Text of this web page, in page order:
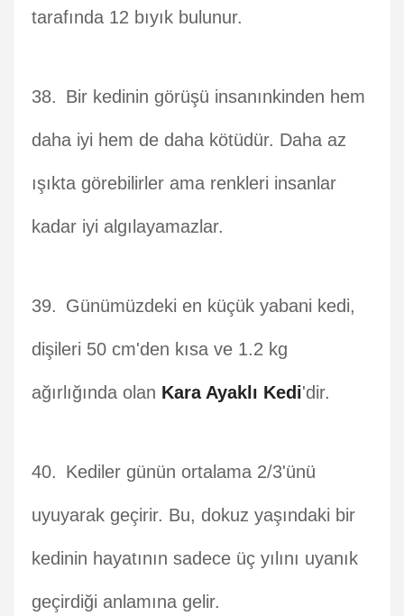
tarafında 12 bıyık bulunur.
Bir kedinin görüşü insanınkinden hem
daha iyi hem de daha kötüdür. Daha az
ışıkta görebilirler ama renkleri insanlar
kadar iyi algılayamazlar.
Günümüzdeki en küçük yabani kedi,
dişileri 50 cm'den kısa ve 1.2 kg
ağırlığında olan Kara Ayaklı Kedi'dir.
Kediler günün ortalama 2/3'ünü
uyuyarak geçirir. Bu, dokuz yaşındaki bir
kedinin hayatının sadece üç yılını uyanık
geçirdiği anlamına gelir.